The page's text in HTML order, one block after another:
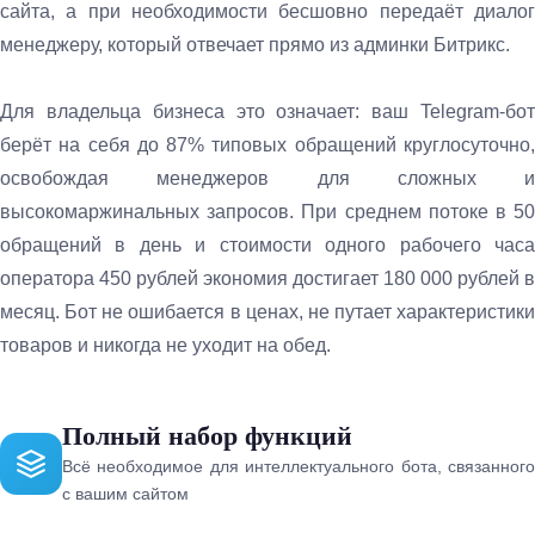
сайта, а при необходимости бесшовно передаёт диалог
менеджеру, который отвечает прямо из админки Битрикс.
Для владельца бизнеса это означает: ваш Telegram-бот
берёт на себя до 87% типовых обращений круглосуточно,
освобождая менеджеров для сложных и
высокомаржинальных запросов. При среднем потоке в 50
обращений в день и стоимости одного рабочего часа
оператора 450 рублей экономия достигает 180 000 рублей в
месяц. Бот не ошибается в ценах, не путает характеристики
товаров и никогда не уходит на обед.
Полный набор функций
Всё необходимое для интеллектуального бота, связанного
с вашим сайтом